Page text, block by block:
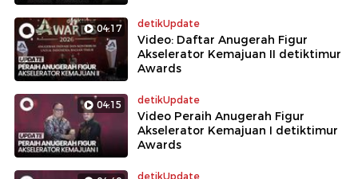
04:17 detikUpdate
Video: Daftar Anugerah Figur
Akselerator Kemajuan II detiktimur
Awards
04:15 detikUpdate
Video Peraih Anugerah Figur
Akselerator Kemajuan I detiktimur
Awards
detikUpdate